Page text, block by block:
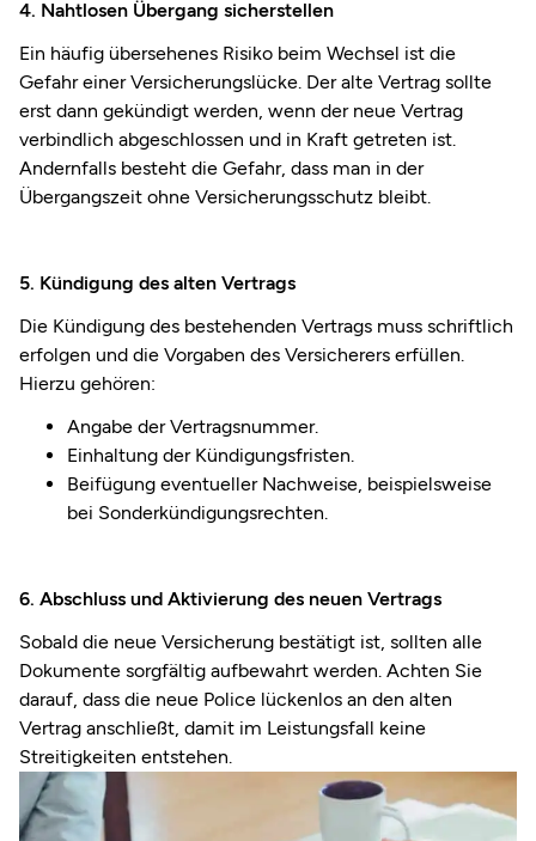
4. Nahtlosen Übergang sicherstellen
Ein häufig übersehenes Risiko beim Wechsel ist die
Gefahr einer Versicherungslücke. Der alte Vertrag sollte
erst dann gekündigt werden, wenn der neue Vertrag
verbindlich abgeschlossen und in Kraft getreten ist.
Andernfalls besteht die Gefahr, dass man in der
Übergangszeit ohne Versicherungsschutz bleibt.
5. Kündigung des alten Vertrags
Die Kündigung des bestehenden Vertrags muss schriftlich
erfolgen und die Vorgaben des Versicherers erfüllen.
Hierzu gehören:
Angabe der Vertragsnummer.
Einhaltung der Kündigungsfristen.
Beifügung eventueller Nachweise, beispielsweise
bei Sonderkündigungsrechten.
6. Abschluss und Aktivierung des neuen Vertrags
Sobald die neue Versicherung bestätigt ist, sollten alle
Dokumente sorgfältig aufbewahrt werden. Achten Sie
darauf, dass die neue Police lückenlos an den alten
Vertrag anschließt, damit im Leistungsfall keine
Streitigkeiten entstehen.